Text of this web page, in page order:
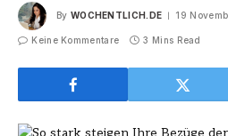
By WOCHENTLICH.DE 19
Keine Kommentare 3 Mins Read